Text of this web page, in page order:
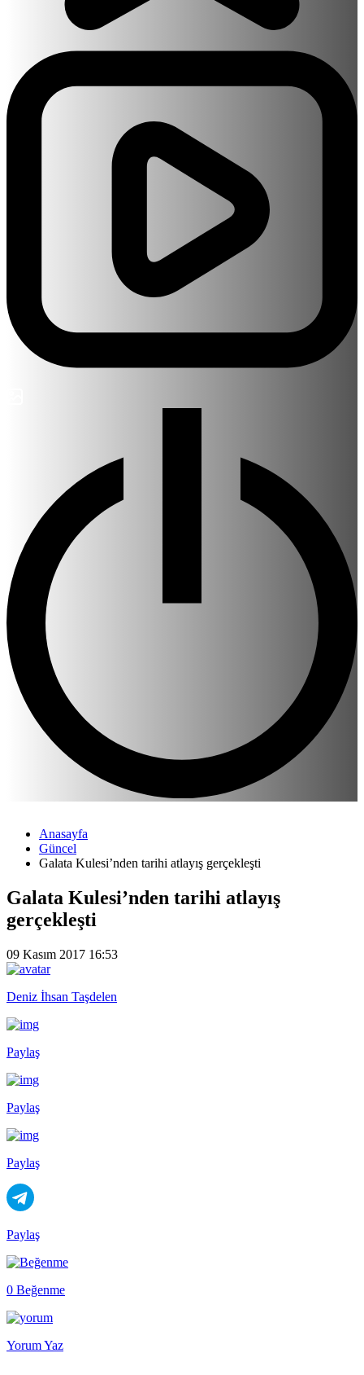
Anasayfa
Güncel
Galata Kulesi’nden tarihi atlayış gerçekleşti
Galata Kulesi’nden tarihi atlayış
gerçekleşti
09 Kasım 2017 16:53
Deniz İhsan Taşdelen
Paylaş
Paylaş
Paylaş
Paylaş
0 Beğenme
Yorum Yaz